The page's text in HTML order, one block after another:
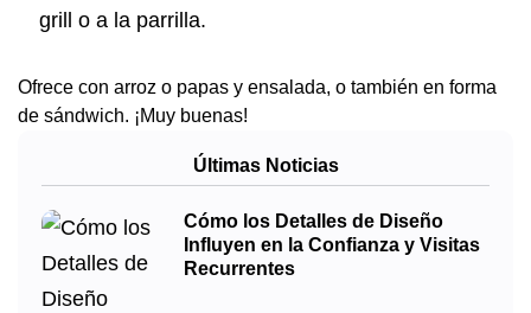
grill o a la parrilla.
Ofrece con arroz o papas y ensalada, o también en forma
de sándwich. ¡Muy buenas!
Últimas Noticias
Cómo los Detalles de Diseño
Influyen en la Confianza y Visitas
Recurrentes